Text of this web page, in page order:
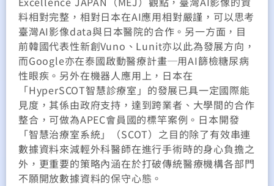
料相對完整，相對日本在AI應用相對嚴謹，可以思考
臺灣AI影像data與日本醫院的合作。另一方面，目
前韓國代表性新創Vuno、Lunit亦以此為發展方向，
而Google亦在泰國啟動醫療計畫─用AI篩檢糖尿病
性眼疾。另外在機器人應用上，日本在
「HyperSCOT智慧診療室」的發展已具一定國際能
見度，其係由政府支持，達到跨業者、大學間的合作
整合，可做為APEC會員國的標竿案例。日本開發
「智慧治療室系統」（SCOT）之目的除了有效串連
數據資料來減輕外科醫師在進行手術時的身心負擔之
外，更重要的策略內涵在於打破傳統醫療機構各部門
不願開放數據資料的保守心態。